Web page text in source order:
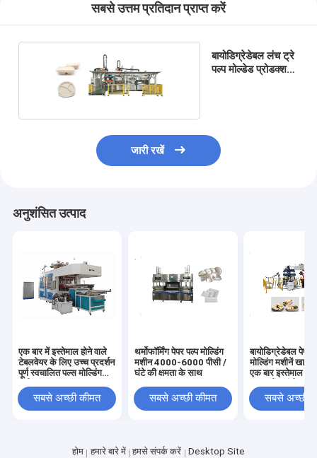
सबसे उत्तम प्रतिदान प्राप्त करें
बायोडिग्रेडेबल लंच ट्रे
पल्प मोल्डेड प्रोडक्शन
जारी रखें
अनुशंसित उत्पाद
एक बार में इस्तेमाल होने वाले
टेबलवेयर के लिए उच्च प्रदर्शन
पूर्ण स्वचालित पल्स मोल्डिंग
सबसे अच्छी कीमत
थर्मोफॉर्मिंग पेपर पल्प मोल्डिंग
मशीन 4000-6000 पीसी /
घंटे की क्षमता के साथ
सबसे अच्छी कीमत
बायोडिग्रेडेबल पेपर
मोल्डिंग मशीनें खाद्य
एक बार इस्तेमाल
सबसे अच्छी
होम हमारे बारे में हमसे संपर्क करें Desktop Site